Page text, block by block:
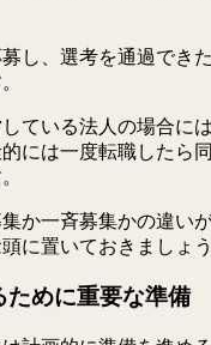
し、選考を通過でき
ている法人の場合に
には一度転職したら
か一斉募集かの違い
に置いておきましょう
ために重要な準備